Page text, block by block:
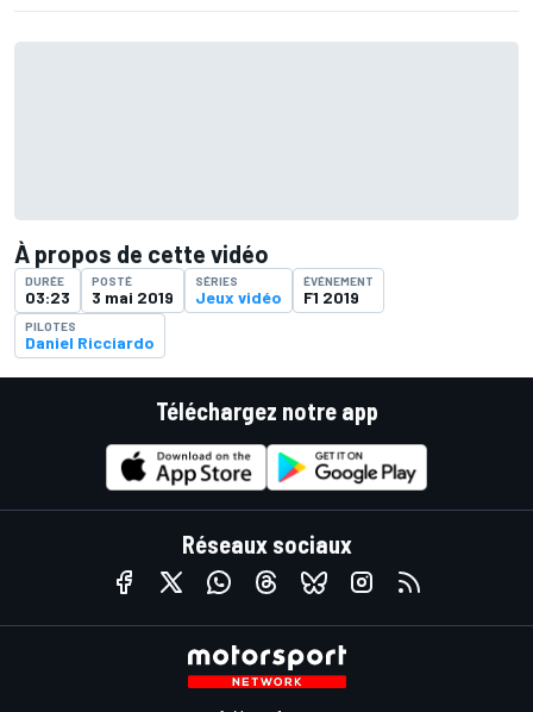
À propos de cette vidéo
DURÉE
03:23
POSTÉ
3 mai 2019
SÉRIES
Jeux vidéo
ÉVÉNEMENT
F1 2019
PILOTES
Daniel Ricciardo
Téléchargez notre app
Réseaux sociaux